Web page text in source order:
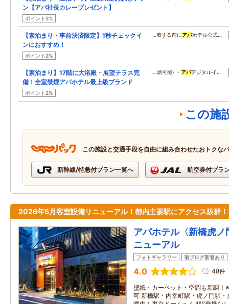
ン【アパ社長カレープレゼント】
ポイント2%
【素泊まり・事前決済限定】1秒チェックイ
ンにおすすめ！
ポイント2%
…着する前にアパホテル公式…
【素泊まり】17階に大浴殿・展望テラス完
備！全室禁煙アパホテル最上級ブランド
ポイント2%
…聴可能) ・ アパデジタルイ…
この施
この施設と交通手段を自由に組み合わせたおトクな
新幹線/特急付プラン一覧へ 航空券付プラ
2026年5月客室設備リニューアル！都内主要駅にアクセス抜群！
アパホテル〈新橋虎
ニューアル
フォトギャラリー 宿ブログ新着あり
4.0 48件
壁紙・カーペット・空調も新調！
可 新橋駅・内幸町駅・虎ノ門駅